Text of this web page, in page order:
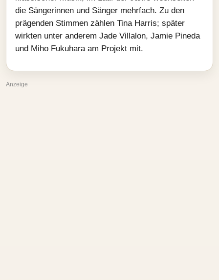
die Sängerinnen und Sänger mehrfach. Zu den
prägenden Stimmen zählen Tina Harris; später
wirkten unter anderem Jade Villalon, Jamie Pineda
und Miho Fukuhara am Projekt mit.
Anzeige